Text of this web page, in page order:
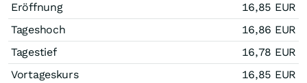
Eröffnung
16,85 EUR
Tageshoch
16,86 EUR
Tagestief
16,78 EUR
Vortageskurs
16,85 EUR